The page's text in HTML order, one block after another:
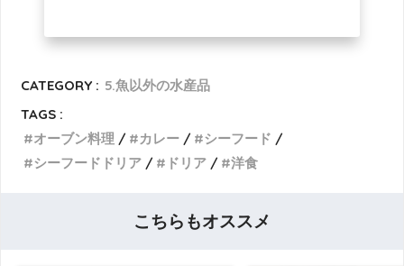
CATEGORY : 5.魚以外の水産品
TAGS :
オーブン料理
カレー
シーフード
シーフードドリア
ドリア 洋食
こちらもオススメ